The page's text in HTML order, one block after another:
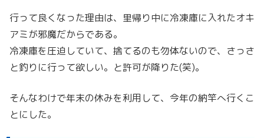
行って良くなった理由は、里帰り中に冷凍庫に入れたオキ
アミが邪魔だからである。
冷凍庫を圧迫していて、捨てるのも勿体ないので、さっさ
と釣りに行って欲しい。と許可が降りた(笑)。
そんなわけで年末の休みを利用して、今年の納竿へ行くこ
とにした。